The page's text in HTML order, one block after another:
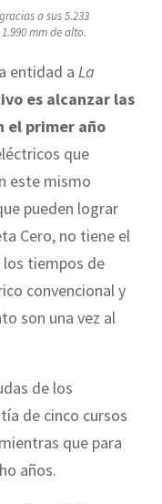
a sus 5.233
mm de alto.
entidad a La
es alcanzar las
el primer año
que
este mismo
pueden lograr
Cero, no tiene el
tiempos de
convencional y
son una vez al
de los
de cinco cursos
que para
años.